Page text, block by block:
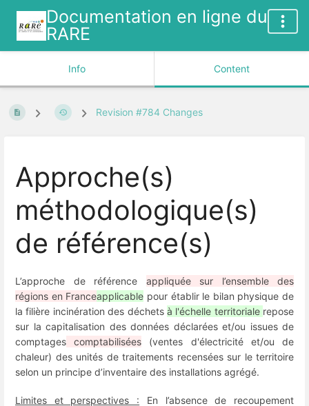
Documentation en ligne du
RARE
Info Content
Revision #784 Changes
Approche(s)
méthodologique(s)
de référence(s)
L’approche de référence appliquée sur l’ensemble des
régions en Franceapplicable pour établir le bilan physique de
la filière incinération des déchets à l'échelle territoriale repose
sur la capitalisation des données déclarées et/ou issues de
comptages comptabilisées (ventes d'électricité et/ou de
chaleur) des unités de traitements recensées sur le territoire
selon un principe d’inventaire des installations agrégé.
Limites et perspectives : En l’absence de recoupement